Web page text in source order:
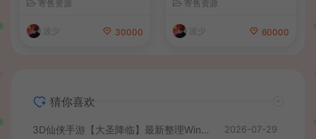
权后台+管理后台+详细搭建
教程
寄售资源
波少 30000
手工服务端+安卓+CDK授权
后台+详细搭建教程+前后端
全套源码
寄售资源
波少 60000
猜你喜欢
3D仙侠手游【大圣降临】最新整理Win系服务端+安卓+CDK授权后台+详细搭建教程+前后端全套源码 2026-07-29